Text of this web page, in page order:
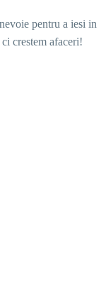
pentru a iesi in
crestem afaceri!